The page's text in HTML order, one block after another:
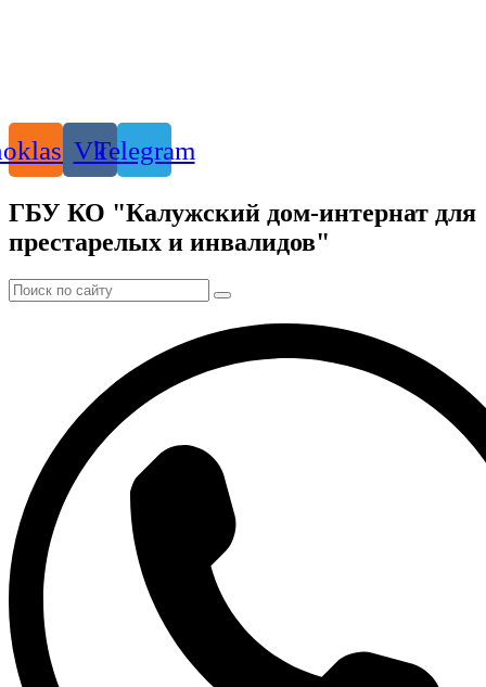
VkTelegram
ГБУ КО "Калужский дом-интернат для
престарелых и инвалидов"